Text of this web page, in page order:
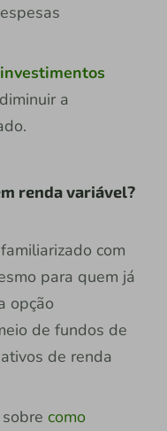
a
renda variável?
com
para quem já
opção
de fundos de
de renda
como